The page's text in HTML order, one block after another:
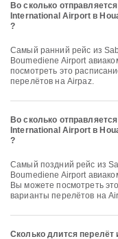
Во сколько
International Airport в
?
Самый ранний рейс из Sabiha Gokcen International Airport в Houari
Boumediene Airport
посмотреть это
перелётов на Airpaz.
Во сколько
International Airport в
?
Самый поздний рейс из Sabiha Gokcen International Airport в Houari
Boumediene Airport
Вы можете посмотреть
варианты перелётов на
Сколько длится перелёт